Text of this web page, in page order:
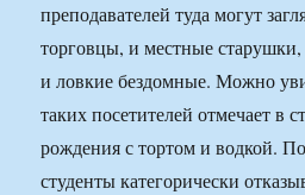
преподавателей туда могут
торговцы, и местные
и ловкие бездомные. Можно
таких посетителей отмечает в
рождения с тортом и водкой.
студенты категорически